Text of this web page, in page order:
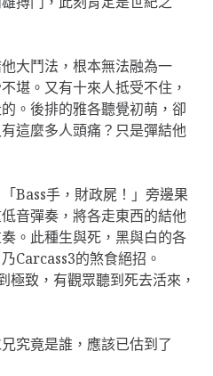
大鬥法，根本無法融為一
堪。又有十來人抵受不住，
。後排的雅各聽覺初萌，卻
這麼多人頭痛？只是彈結他
Bass手，財政屍！」旁邊果
音彈奏，將各走東西的結他
。此種生與死，黑與白的各
Carcass3的煞食絕招。
極致，有觀眾聽到死去活來，
究竟是誰，應該已估到了